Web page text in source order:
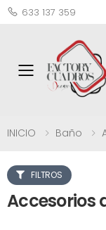
633 137 359
Toggle
INICIO Baño
FILTROS
Accesorios